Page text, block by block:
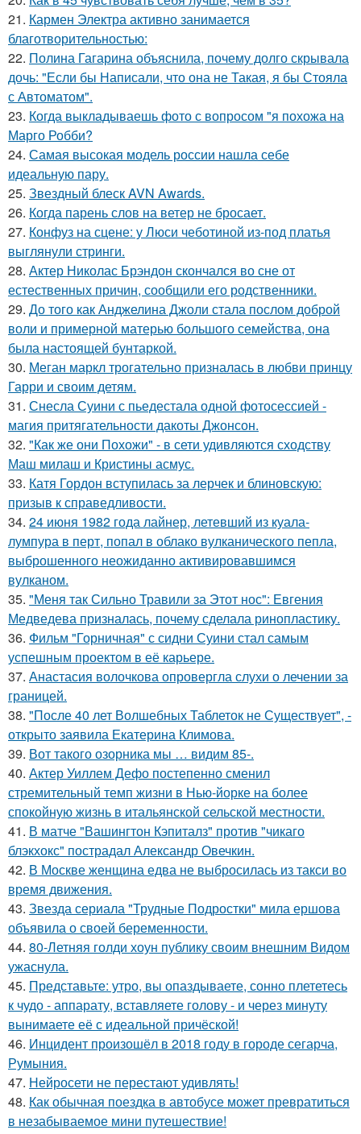
21. Кармен Электра активно занимается
благотворительностью:
22. Полина Гагарина объяснила, почему долго скрывала
дочь: "Если бы Написали, что она не Такая, я бы Стояла
с Автоматом".
23. Когда выкладываешь фото с вопросом "я похожа на
Марго Робби?
24. Самая высокая модель россии нашла себе
идеальную пару.
25. Звездный блеск AVN Awards.
26. Когда парень слов на ветер не бросает.
27. Конфуз на сцене: у Люси чеботиной из-под платья
выглянули стринги.
28. Актер Николас Брэндон скончался во сне от
естественных причин, сообщили его родственники.
29. До того как Анджелина Джоли стала послом доброй
воли и примерной матерью большого семейства, она
была настоящей бунтаркой.
30. Меган маркл трогательно призналась в любви принцу
Гарри и своим детям.
31. Снесла Суини с пьедестала одной фотосессией -
магия притягательности дакоты Джонсон.
32. "Как же они Похожи" - в сети удивляются сходству
Маш милаш и Кристины асмус.
33. Катя Гордон вступилась за лерчек и блиновскую:
призыв к справедливости.
34. 24 июня 1982 года лайнер, летевший из куала-
лумпура в перт, попал в облако вулканического пепла,
выброшенного неожиданно активировавшимся
вулканом.
35. "Меня так Сильно Травили за Этот нос": Евгения
Медведева призналась, почему сделала ринопластику.
36. Фильм "Горничная" с сидни Суини стал самым
успешным проектом в её карьере.
37. Анастасия волочкова опровергла слухи о лечении за
границей.
38. "После 40 лет Волшебных Таблеток не Существует", -
открыто заявила Екатерина Климова.
39. Вот такого озорника мы … видим 85-.
40. Актер Уиллем Дефо постепенно сменил
стремительный темп жизни в Нью-йорке на более
спокойную жизнь в итальянской сельской местности.
41. В матче "Вашингтон Кэпиталз" против "чикаго
блэкхокс" пострадал Александр Овечкин.
42. В Москве женщина едва не выбросилась из такси во
время движения.
43. Звезда сериала "Трудные Подростки" мила ершова
объявила о своей беременности.
44. 80-Летняя голди хоун публику своим внешним Видом
ужаснула.
45. Представьте: утро, вы опаздываете, сонно плететесь
к чудо - аппарату, вставляете голову - и через минуту
вынимаете её с идеальной причёской!
46. Инцидент произошёл в 2018 году в городе сегарча,
Румыния.
47. Нейросети не перестают удивлять!
48. Как обычная поездка в автобусе может превратиться
в незабываемое мини путешествие!